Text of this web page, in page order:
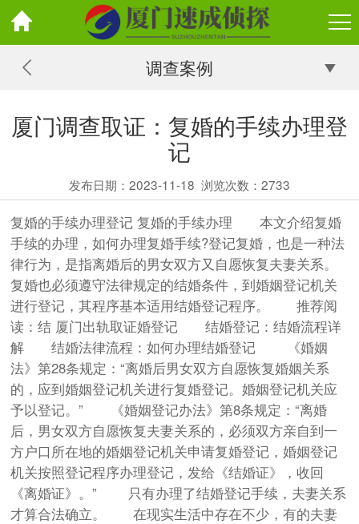
调查案例
厦门调查取证：复婚的手续办理登
记
发布日期：2023-11-18 浏览次数：2733
复婚的手续办理登记 复婚的手续办理 本文介绍复婚
手续的办理，如何办理复婚手续?登记复婚，也是一种法
律行为，是指离婚后的男女双方又自愿恢复夫妻关系。
复婚也必须遵守法律规定的结婚条件，到婚姻登记机关
进行登记，其程序基本适用结婚登记程序。 推荐阅
读：结 厦门出轨取证婚登记 结婚登记：结婚流程详
解 结婚法律流程：如何办理结婚登记 《婚姻
法》第28条规定：“离婚后男女双方自愿恢复婚姻关系
的，应到婚姻登记机关进行复婚登记。婚姻登记机关应
予以登记。” 《婚姻登记办法》第8条规定：“离婚
后，男女双方自愿恢复夫妻关系的，必须双方亲自到一
方户口所在地的婚姻登记机关申请复婚登记，婚姻登记
机关按照登记程序办理登记，发给《结婚证》，收回
《离婚证》。” 只有办理了结婚登记手续，夫妻关系
才算合法确立。 在现实生活中存在不少，有的夫妻